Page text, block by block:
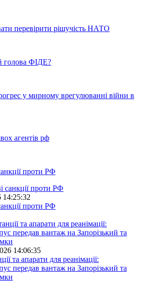
перевірити рішучість НАТО
голова ФІДЕ?
у мирному врегулюванні війни в
агентів рф
проти РФ
14:25:32
проти РФ
14:06:35
та апарати для реанімації:
передав вантаж на Запорізький та